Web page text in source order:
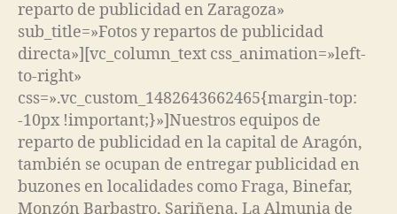
reparto de publicidad en Zaragoza»
sub_title=»Fotos y repartos de publicidad
directa»][vc_column_text css_animation=»left-
to-right»
css=».vc_custom_1482643662465{margin-top:
-10px !important;}»]Nuestros equipos de
reparto de publicidad en la capital de Aragón,
también se ocupan de entregar publicidad en
buzones en localidades como Fraga, Binefar,
Monzón Barbastro, Sariñena, La Almunia de